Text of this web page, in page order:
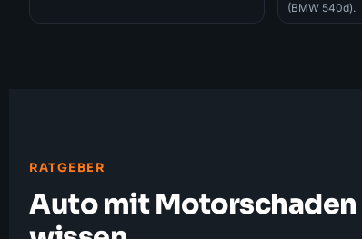
(BMW 540d).
RATGEBER
Auto mit Motorschaden